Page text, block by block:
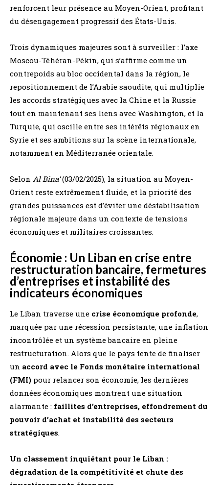
renforcent leur présence au Moyen-Orient, profitant
du désengagement progressif des États-Unis.
Trois dynamiques majeures sont à surveiller : l’axe
Moscou-Téhéran-Pékin, qui s’affirme comme un
contrepoids au bloc occidental dans la région, le
repositionnement de l’Arabie saoudite, qui multiplie
les accords stratégiques avec la Chine et la Russie
tout en maintenant ses liens avec Washington, et la
Turquie, qui oscille entre ses intérêts régionaux en
Syrie et ses ambitions sur la scène internationale,
notamment en Méditerranée orientale.
Selon Al Bina’(03/02/2025), la situation au Moyen-
Orient reste extrêmement fluide, et la priorité des
grandes puissances est d’éviter une déstabilisation
régionale majeure dans un contexte de tensions
économiques et militaires croissantes.
Économie : Un Liban en crise entre
restructuration bancaire, fermetures
d’entreprises et instabilité des
indicateurs économiques
Le Liban traverse une crise économique profonde,
marquée par une récession persistante, une inflation
incontrôlée et un système bancaire en pleine
restructuration. Alors que le pays tente de finaliser
un accord avec le Fonds monétaire international
(FMI) pour relancer son économie, les dernières
données économiques montrent une situation
alarmante : faillites d’entreprises, effondrement du
pouvoir d’achat et instabilité des secteurs
stratégiques.
Un classement inquiétant pour le Liban :
dégradation de la compétitivité et chute des